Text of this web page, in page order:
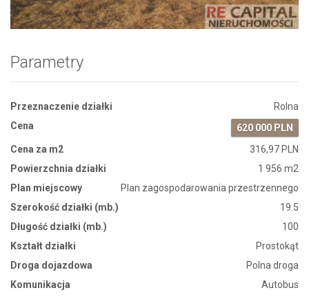
Parametry
Przeznaczenie działki
Rolna
Cena
620 000 PLN
Cena za m2
316,97 PLN
Powierzchnia działki
1 956 m2
Plan miejscowy
Plan zagospodarowania przestrzennego
Szerokość działki (mb.)
19.5
Długość działki (mb.)
100
Kształt działki
Prostokąt
Droga dojazdowa
Polna droga
Komunikacja
Autobus